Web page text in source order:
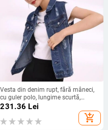
Vesta din denim rupt, fără mâneci,
cu guler polo, lungime scurtă,
închidere frontală cu nasturi pe un
bumbac
231.36 Lei
add_shopping_cart